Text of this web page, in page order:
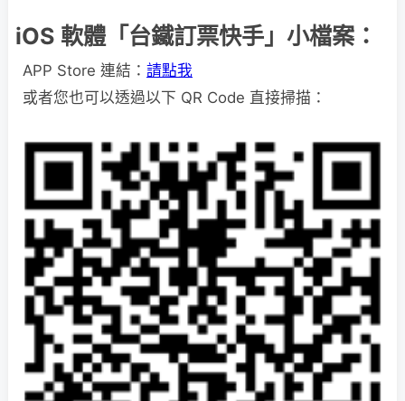
iOS 軟體「台鐵訂票快手」小檔案：
APP Store 連結： 請點我
或者您也可以透過以下 QR Code 直接掃描：